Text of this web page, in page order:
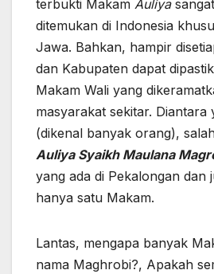
terbukti Makam Auliya
ditemukan di Indonesia
Jawa. Bahkan, hampir
dan Kabupaten dapat
Makam Wali yang
masyarakat sekitar. Diantara
(dikenal banyak orang),
Auliya Syaikh Maulana
yang ada di Pekalongan dan
hanya satu Makam.
Lantas, mengapa banyak
nama Maghrobi?, Apakah